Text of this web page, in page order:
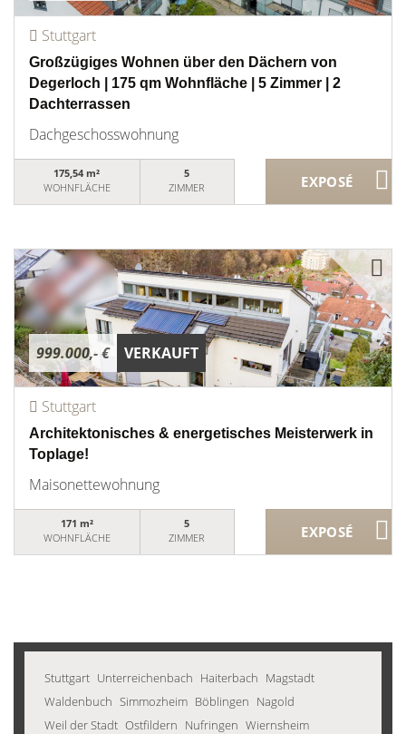
Stuttgart
Großzügiges Wohnen über den Dächern von
Degerloch | 175 qm Wohnfläche | 5 Zimmer | 2
Dachterrassen
Dachgeschosswohnung
175,54 m²
WOHNFLÄCHE
5
ZIMMER
999.000,- € VERKAUFT
Stuttgart
Architektonisches & energetisches Meisterwerk in
Toplage!
Maisonettewohnung
171 m²
WOHNFLÄCHE
5
ZIMMER
Stuttgart Unterreichenbach Haiterbach Magstadt
Waldenbuch Simmozheim Böblingen Nagold
Weil der Stadt Ostfildern Nufringen Wiernsheim